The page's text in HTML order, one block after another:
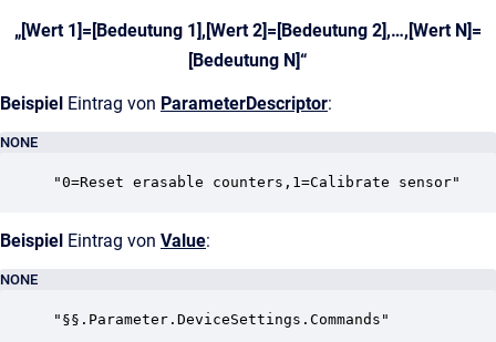
„[Wert 1]=[Bedeutung 1],[Wert 2]=[Bedeutung 2],…,[Wert N]=
[Bedeutung N]“
Beispiel Eintrag von ParameterDescriptor:
NONE
"0=Reset erasable counters,1=Calibrate sensor"
Beispiel Eintrag von Value:
NONE
"§§.Parameter.DeviceSettings.Commands"